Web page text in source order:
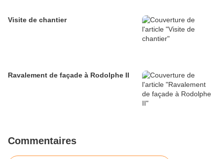
Visite de chantier
Ravalement de façade à Rodolphe II
Commentaires